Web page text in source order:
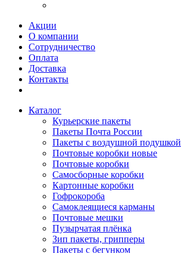
Акции
О компании
Сотрудничество
Оплата
Доставка
Контакты
Каталог
Курьерские пакеты
Пакеты Почта России
Пакеты с воздушной подушкой
Почтовые коробки новые
Почтовые коробки
Самосборные коробки
Картонные коробки
Гофрокороба
Самоклеящиеся карманы
Почтовые мешки
Пузырчатая плёнка
Зип пакеты, грипперы
Пакеты с бегунком